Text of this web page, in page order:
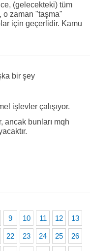
(gelecekteki) tüm
o zaman "taşma"
için geçerlidir. Kamu
bir şey
işlevler çalışıyor.
ancak bunları mqh
9 10 11 12 13
22 23 24 25 26